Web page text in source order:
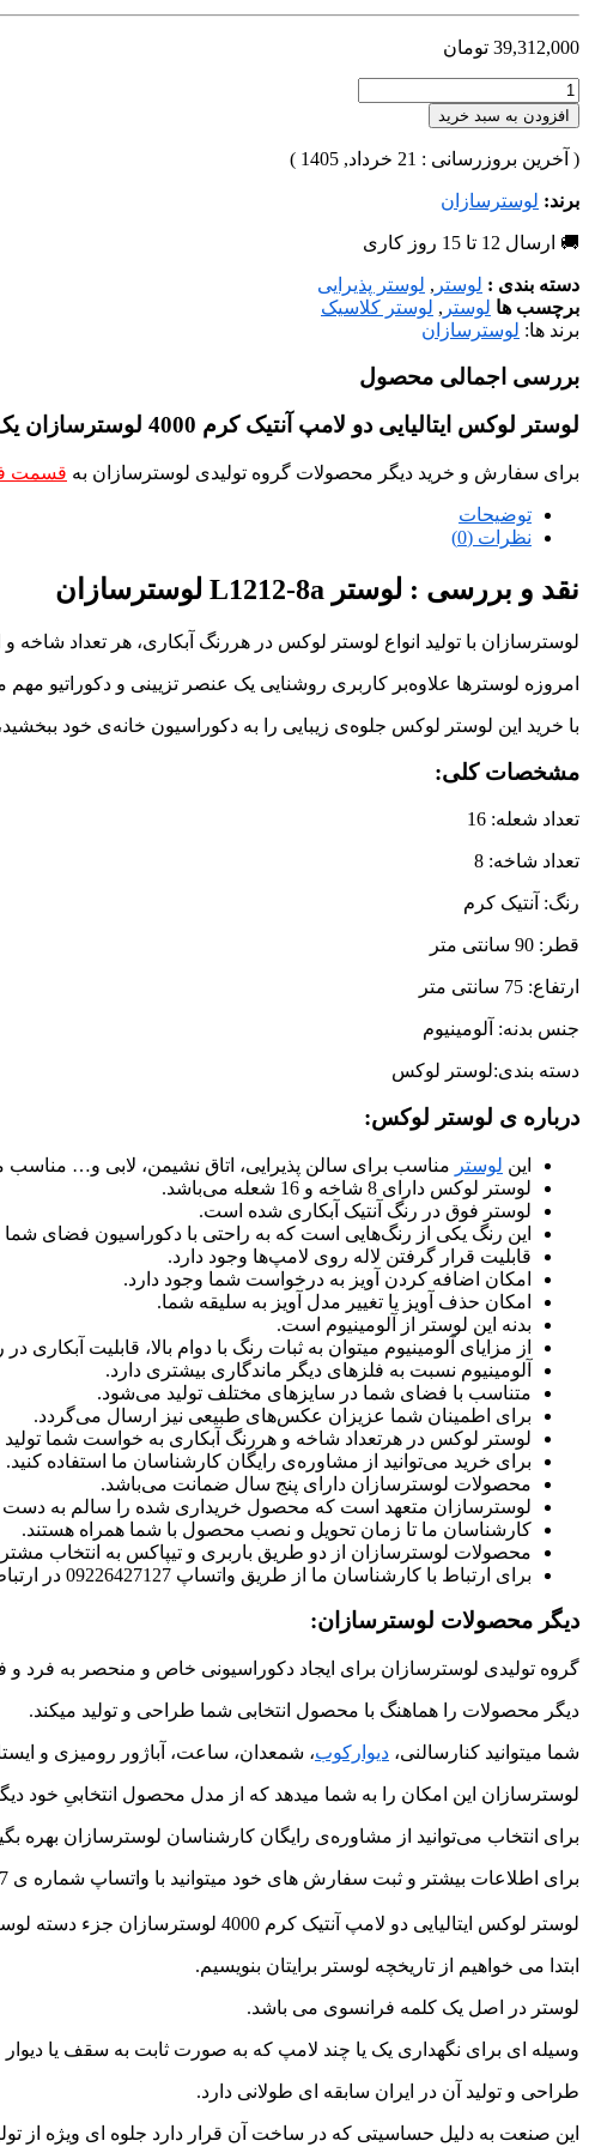
39,312,000 تومان
افزودن به سبد خرید
( آخرین بروزرسانی : 21 خرداد, 1405 )
برند: لوسترسازان
🚚 ارسال 12 تا 15 روز کاری
دسته بندی : لوستر , لوستر پذیرایی
برچسب ها لوستر , لوستر کلاسیک
برند ها: لوسترسازان
بررسی اجمالی محصول
لوستر لوکس ایتالیایی دو لامپ آنتیک کرم 4000 لوسترسازان یک محصول لاکچری از لوسترسازان می باشد.
برای سفارش و خرید دیگر محصولات گروه تولیدی لوسترسازان به قسمت
توضیحات
نظرات (0)
نقد و بررسی : لوستر L1212-8a لوسترسازان
لوسترسازان با تولید انواع لوستر لوکس در هررنگ آبکاری، هر تعداد
امروزه لوسترها علاوه‌بر کاربری روشنایی یک عنصر تزیینی و دکوراتیو
با خرید این لوستر لوکس جلوه‌ی زیبایی را به دکوراسیون خانه‌ی خود
مشخصات کلی:
تعداد شعله: 16
تعداد شاخه: 8
رنگ: آنتیک کرم
قطر: 90 سانتی متر
ارتفاع: 75 سانتی متر
جنس بدنه: آلومینیوم
دسته بندی:لوستر لوکس
درباره ی لوستر لوکس:
این لوستر مناسب برای سالن پذیرایی، اتاق نشیمن، لابی و… مناسب
لوستر لوکس دارای 8 شاخه و 16 شعله می‌باشد.
لوستر فوق در رنگ آنتیک آبکاری شده است.
این رنگ یکی از رنگ‌هایی است که به راحتی با دکوراسیون فضای
قابلیت قرار گرفتن لاله روی لامپ‌ها وجود دارد.
امکان اضافه کردن آویز به درخواست شما وجود دارد.
امکان حذف آویز یا تغییر مدل آویز به سلیقه شما.
بدنه این لوستر از آلومینیوم است.
از مزایای آلومینیوم میتوان به ثبات رنگ با دوام بالا، قابلیت
آلومینیوم نسبت به فلزهای دیگر ماندگاری بیشتری دارد.
متناسب با فضای شما در سایزهای مختلف تولید می‌شود.
برای اطمینان شما عزیزان عکس‌های طبیعی نیز ارسال می‌گردد.
لوستر لوکس در هرتعداد شاخه و هررنگ آبکاری به خواست شما
برای خرید می‌توانید از مشاوره‌ی رایگان کارشناسان ما استفاده کنید.
محصولات لوسترسازان دارای پنج سال ضمانت می‌باشد.
لوسترسازان متعهد است که محصول خریداری شده را سالم به دست
کارشناسان ما تا زمان تحویل و نصب محصول با شما همراه هستند.
محصولات لوسترسازان از دو طریق باربری و تیپاکس به انتخاب
برای ارتباط با کارشناسان ما از طریق واتساپ 09226427127 در ارتباط باشید.
دیگر محصولات لوسترسازان:
گروه تولیدی لوسترسازان برای ایجاد دکوراسیونی خاص و منحصر به فرد و
دیگر محصولات را هماهنگ با محصول انتخابی شما طراحی و تولید میکند.
شما میتوانید کنارسالنی، دیوارکوب، شمعدان، ساعت، آباژور رومیزی و
لوسترسازان این امکان را به شما میدهد که از مدل محصول انتخابیِ خود
برای انتخاب می‌توانید از مشاوره‌ی رایگان کارشناسان لوسترسازان بهره
برای اطلاعات بیشتر و ثبت سفارش های خود میتوانید با واتساپ شماره ی 09226427127 در ارتباط باشید.
لوستر لوکس ایتالیایی دو لامپ آنتیک کرم 4000 لوسترسازان جزء دسته لوستر لوکس می باشد.
ابتدا می خواهیم از تاریخچه لوستر برایتان بنویسیم.
لوستر در اصل یک کلمه فرانسوی می باشد.
وسیله ای برای نگهداری یک یا چند لامپ که به صورت ثابت به سقف یا
طراحی و تولید آن در ایران سابقه ای طولانی دارد.
این صنعت به دلیل حساسیتی که در ساخت آن قرار دارد جلوه ای ویژه از